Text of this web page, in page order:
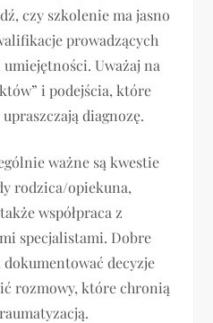
czy szkolenie ma jasno
prowadzących
Uważaj na
i podejścia, które
diagnozę.
ważne są kwestie
rodzica/opiekuna,
współpraca z
specjalistami. Dobre
decyzje
rozmowy, które chronią